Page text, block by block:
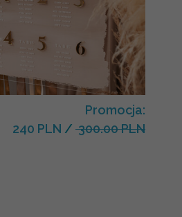
Promocja:
240 PLN / 300.00 PLN